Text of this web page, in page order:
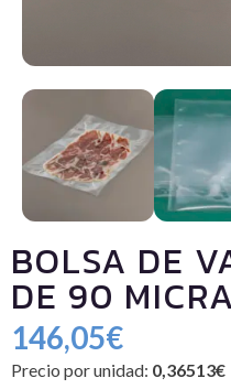
BOLSA DE
DE 90
146,05€
Precio por unidad: 0,36513€